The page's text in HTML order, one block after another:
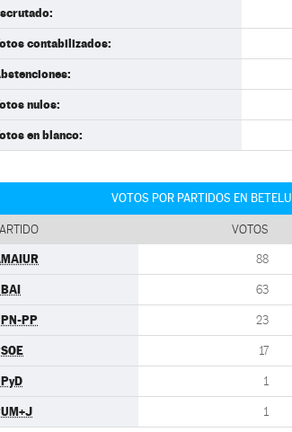
contabilizados:
nulos:
en blanco:
VOTOS POR PARTIDOS EN BETELU
VOTOS
88
63
PP 23
17
1
1